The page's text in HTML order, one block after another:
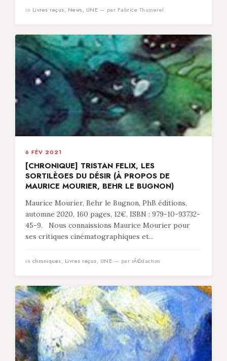
in Livres reçus, News, UNE — par Fabrice Thumerel
6 FÉV 2021
[CHRONIQUE] TRISTAN FELIX, LES
SORTILÈGES DU DÉSIR (À PROPOS DE
MAURICE MOURIER, BEHR LE BUGNON)
Maurice Mourier, Behr le Bugnon, PhB éditions,
automne 2020, 160 pages, 12€, ISBN : 979-10-93732-
45-9. Nous connaissions Maurice Mourier pour
ses critiques cinématographiques et...
in chroniques, Livres reçus, UNE — par rÃ©daction